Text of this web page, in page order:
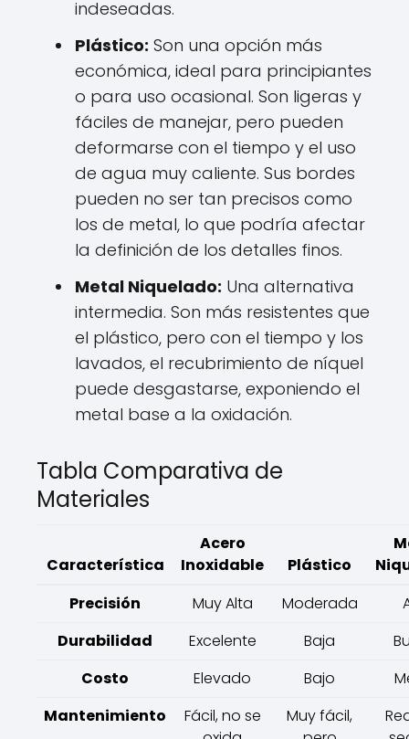
indeseadas.
Plástico: Son una opción más
económica, ideal para principiantes
o para uso ocasional. Son ligeras y
fáciles de manejar, pero pueden
deformarse con el tiempo y el uso
de agua muy caliente. Sus bordes
pueden no ser tan precisos como
los de metal, lo que podría afectar
la definición de los detalles finos.
Metal Niquelado: Una alternativa
intermedia. Son más resistentes que
el plástico, pero con el tiempo y los
lavados, el recubrimiento de níquel
puede desgastarse, exponiendo el
metal base a la oxidación.
Tabla Comparativa de
Materiales
Característica
Acero
Inoxidable
Plástico
Precisión
Muy Alta Moderada
Durabilidad
Excelente Baja
Costo
Elevado Bajo
Mantenimiento
Fácil, no se
Muy fácil,